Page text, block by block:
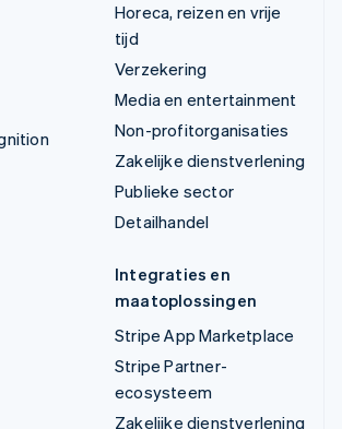
Horeca, reizen en vrije
tijd
Verzekering
Media en entertainment
Non-profitorganisaties
Zakelijke dienstverlening
Publieke sector
Detailhandel
Integraties en
maatoplossingen
Stripe App Marketplace
Stripe Partner-
ecosysteem
Zakelijke dienstverlening